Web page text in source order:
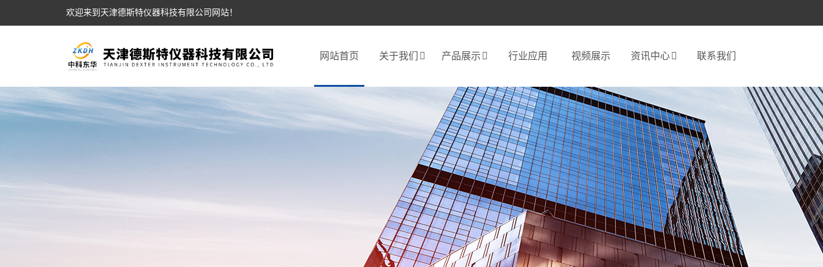
欢迎来到天津德斯特仪器科技有限公司网站！
网站首页 关于我们 产品展示 行业应用 视频展示 资讯中心 联系我们